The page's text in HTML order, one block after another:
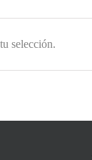
selección.